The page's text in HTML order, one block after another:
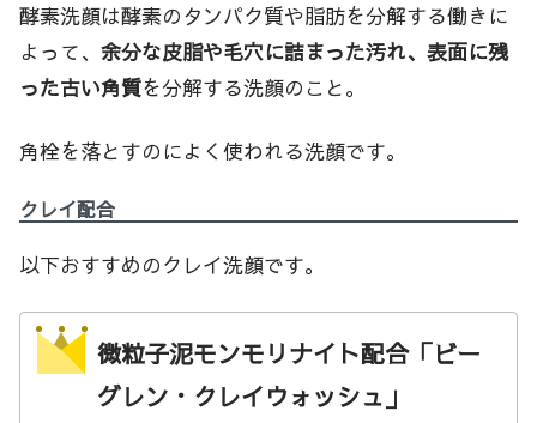
酵素洗顔は酵素のタンパク質や脂肪を分解する働きに
よって、 余分な皮脂や毛穴に詰まった汚れ、表面に残
った古い角質を分解する洗顔のこと。
角栓を落とすのによく使われる洗顔です。
クレイ配合
以下おすすめのクレイ洗顔です。
微粒子泥モンモリナイト配合「ビー
グレン・クレイウォッシュ」